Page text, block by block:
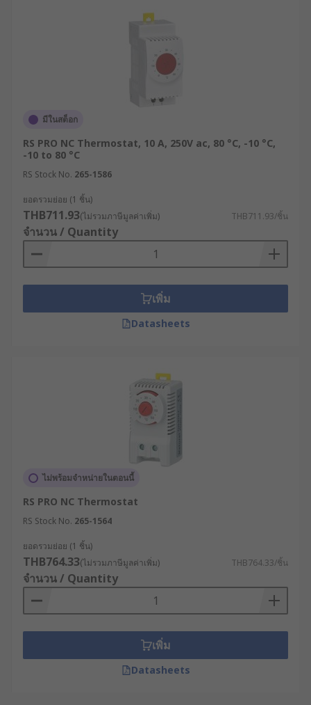
มีในสต็อก
RS PRO NC Thermostat, 10 A, 250V ac, 80 °C, -10 °C,
-10 to 80 °C
RS Stock No. 265-1586
ยอดรวมย่อย (1 ชิ้น)
THB711.93(ไม่รวมภาษีมูลค่าเพิ่ม) THB711.93/ชิ้น
จำนวน / Quantity
เพิ่ม
Datasheets
ไม่พร้อมจำหน่ายในตอนนี้
RS PRO NC Thermostat
RS Stock No. 265-1564
ยอดรวมย่อย (1 ชิ้น)
THB764.33(ไม่รวมภาษีมูลค่าเพิ่ม) THB764.33/ชิ้น
จำนวน / Quantity
เพิ่ม
Datasheets